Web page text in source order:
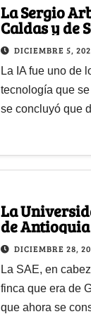
La Sergio
Caldas y de
la IA
DICIEMBRE 5,
La IA fue uno de
tecnología que
se concluyó que
La
de
terrenos de
DICIEMBRE 28,
La SAE, en
finca que era de
que ahora se